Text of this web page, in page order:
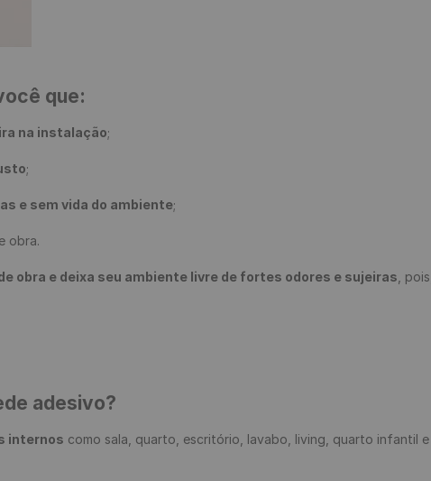
que:
na instalação;
;
e sem vida do ambiente;
obra.
obra e deixa seu ambiente livre de fortes odores e sujeiras ,
adesivo?
internos como sala, quarto, escritório, lavabo, living, quarto infantil